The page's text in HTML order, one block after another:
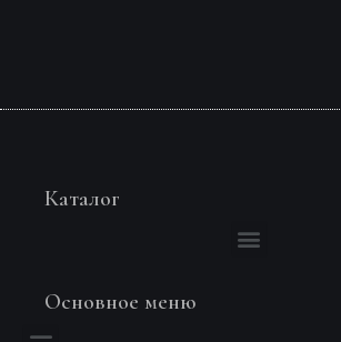
Каталог
Основное меню